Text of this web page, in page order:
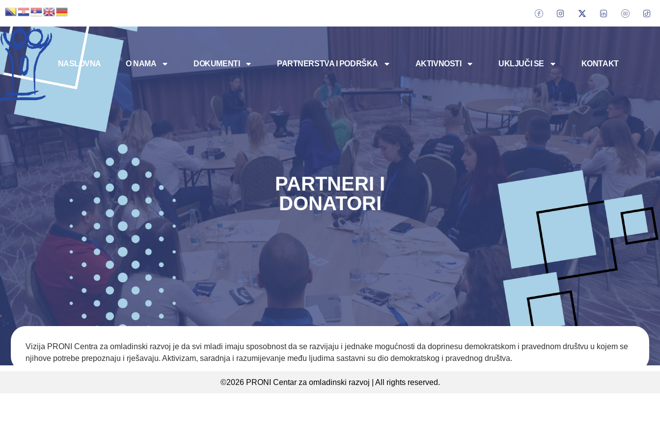
NASLOVNA O NAMA DOKUMENTI PARTNERSTVA I PODRŠKA AKTIVNOSTI UKLJUČI SE KONTAKT
PARTNERI I
DONATORI
Vizija PRONI Centra za omladinski razvoj je da svi mladi imaju sposobnost da se razvijaju i jednake mogućnosti da doprinesu demokratskom i pravednom društvu u kojem se
njihove potrebe prepoznaju i rješavaju. Aktivizam, saradnja i razumijevanje među ljudima sastavni su dio demokratskog i pravednog društva.
©2026 PRONI Centar za omladinski razvoj | All rights reserved.